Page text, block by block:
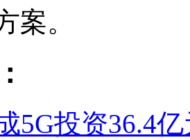
案。
5G投资36.4